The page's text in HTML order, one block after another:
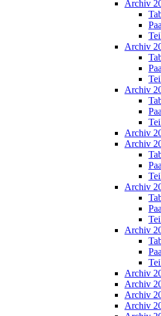
Archiv
Archiv
Archiv
Archiv
Archiv
Archiv
Archiv
Archiv
Archiv
Archiv
Archiv